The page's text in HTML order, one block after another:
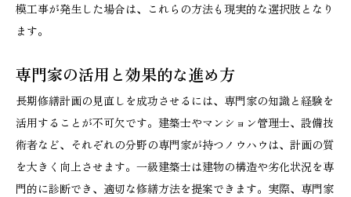
模工事が発生した場合は、これらの方法も現実的な選択肢となり
ます。
専門家の活用と効果的な進め方
長期修繕計画の見直しを成功させるには、専門家の知識と経験を
活用することが不可欠です。建築士やマンション管理士、設備技
術者など、それぞれの分野の専門家が持つノウハウは、計画の質
を大きく向上させます。一級建築士は建物の構造や劣化状況を専
門的に診断でき、適切な修繕方法を提案できます。実際、専門家